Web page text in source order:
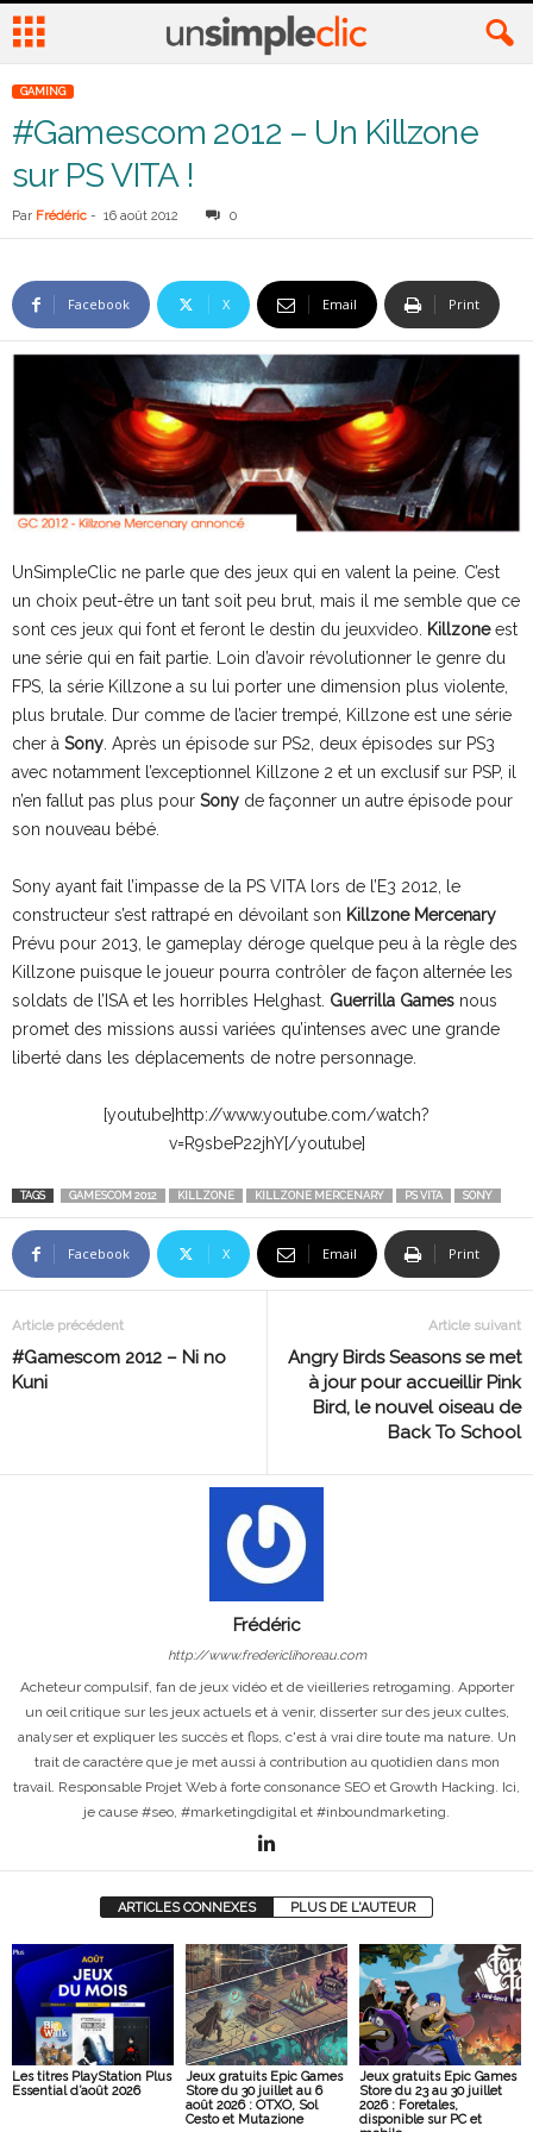
GAMING
#Gamescom 2012 – Un Killzone
sur PS VITA !
Par Frédéric - 16 août 2012 0
Facebook X Email Print
UnSimpleClic ne parle que des jeux qui en valent la peine. C’est
un choix peut-être un tant soit peu brut, mais il me semble que ce
sont ces jeux qui font et feront le destin du jeuxvideo.
Killzoneest
une série qui en fait partie. Loin d’avoir révolutionner le genre du
FPS, la série Killzone a su lui porter une dimension plus violente,
plus brutale. Dur comme de l’acier trempé, Killzone est une série
cher à Sony . Après un épisode sur PS2, deux épisodes sur PS3
avec notamment l’exceptionnel Killzone 2 et un exclusif sur PSP, il
n’en fallut pas plus pour Sony de façonner un autre épisode pour
son nouveau bébé.
Sony ayant fait l’impasse de la PS VITA lors de l’E3 2012, le
constructeur s’est rattrapé en dévoilant son Killzone Mercenary
Prévu pour 2013, le gameplay déroge quelque peu à la règle des
Killzone puisque le joueur pourra contrôler de façon alternée les
soldats de l’ISA et les horribles Helghast. Guerrilla Games nous
promet des missions aussi variées qu’intenses avec une grande
liberté dans les déplacements de notre personnage.
[youtube]http://www.youtube.com/watch?
v=R9sbeP22jhY[/youtube]
TAGS GAMESCOM 2012 KILLZONE KILLZONE MERCENARY PS VITA SONY
Facebook X Email Print
Article précédent
#Gamescom 2012 – Ni no
Kuni
Article suivant
Angry Birds Seasons se met
à jour pour accueillir Pink
Bird, le nouvel oiseau de
Back To School
Frédéric
http://www.fredericlihoreau.com
Acheteur compulsif, fan de jeux vidéo et de vieilleries retrogaming. Apporter
un œil critique sur les jeux actuels et à venir, disserter sur des jeux cultes,
analyser et expliquer les succès et flops, c'est à vrai dire toute ma nature. Un
trait de caractère que je met aussi à contribution au quotidien dans mon
travail. Responsable Projet Web à forte consonance SEO et Growth Hacking. Ici,
je cause #seo, #marketingdigital et #inboundmarketing.
ARTICLES CONNEXES PLUS DE L'AUTEUR
Les titres PlayStation Plus
Essential d’août 2026
Jeux gratuits Epic Games
Store du 30 juillet au 6
août 2026 : OTXO, Sol
Cesto et Mutazione
Jeux gratuits Epic Games
Store du 23 au 30 juillet
2026 : Foretales,
disponible sur PC et